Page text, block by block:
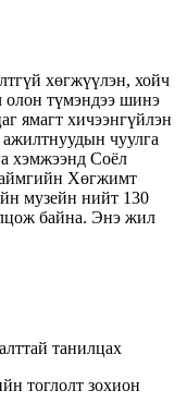
хөгжүүлэн, хойч
олон түмэндээ шинэ
ямагт хичээнгүйлэн
ажилтнуудын чуулга
хэмжээнд Соёл
аймгийн Хөгжимт
музейн нийт 130
байна. Энэ жил
танилцах
тоглолт зохион